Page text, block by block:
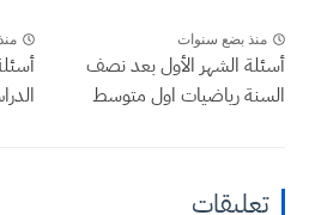
منذ بضع سنوات
أسئلة الشهر الأول بعد نصف
السنة رياضيات اول متوسط
منذ 2 سنة
تعليقات